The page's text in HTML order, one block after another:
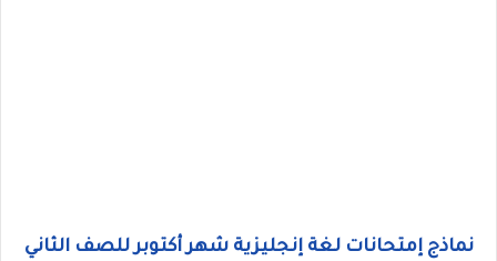
نماذج إمتحانات لغة إنجليزية شهر أكتوبر للصف الثاني